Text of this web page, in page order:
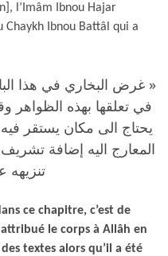
l’Imâm Ibnou Hajar
Chaykh Ibnou Battâl qui a
« غرض البخاري في هذا
في تعلقها بهذه الظواهر
يحتاج الى مكان يستقر
المعارج اليه إضافة تشريف
تنزيهه
ce chapitre, c’est de
le corps à Allâh en
textes alors qu’il a été